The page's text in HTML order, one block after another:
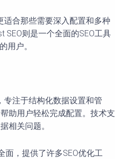
适合那些需要深入配置和多种
SEO则是一个全面的SEO工具
用户。
专注于结构化数据设置和管
助用户轻松完成配置。技术支
相关问题。
面，提供了许多SEO优化工